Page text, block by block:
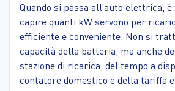
Quando si passa all’auto elettrica,
capire quanti kW servono per
efficiente e conveniente. Non si
capacità della batteria, ma anche
stazione di ricarica, del tempo a
contatore domestico e della tariffa